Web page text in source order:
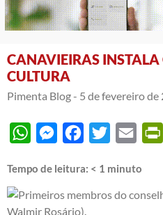
CANAVIEIRAS INSTALA
CULTURA
Pimenta Blog - 5 de fevereiro de
WhatsAppMessengerFacebook
Twitter Email
Tempo de leitura: < 1 minuto